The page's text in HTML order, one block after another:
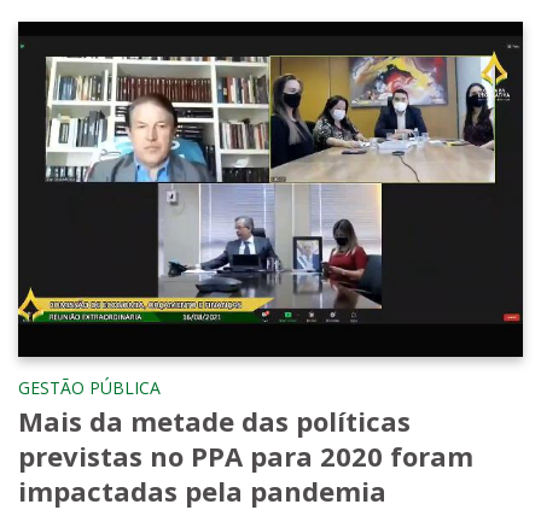
GESTÃO PÚBLICA
Mais da metade das políticas
previstas no PPA para 2020 foram
impactadas pela pandemia